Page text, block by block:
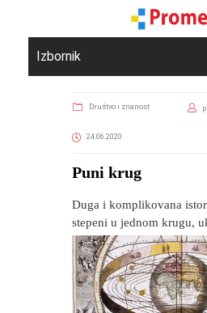
Izbornik
Društvo i znanost
24.06.2020
Puni krug
Duga i komplikovana
stepeni u jednom krugu,